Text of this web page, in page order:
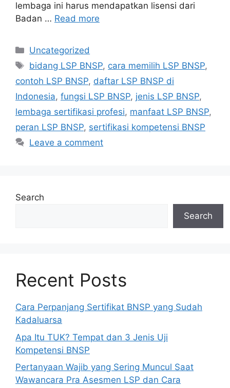
lembaga ini harus mendapatkan lisensi dari
Badan … Read more
Uncategorized
bidang LSP BNSP, cara memilih LSP BNSP,
contoh LSP BNSP, daftar LSP BNSP di
Indonesia, fungsi LSP BNSP, jenis LSP BNSP,
lembaga sertifikasi profesi, manfaat LSP BNSP,
peran LSP BNSP, sertifikasi kompetensi BNSP
Leave a comment
Search
Search
Recent Posts
Cara Perpanjang Sertifikat BNSP yang Sudah
Kadaluarsa
Apa Itu TUK? Tempat dan 3 Jenis Uji
Kompetensi BNSP
Pertanyaan Wajib yang Sering Muncul Saat
Wawancara Pra Asesmen LSP dan Cara